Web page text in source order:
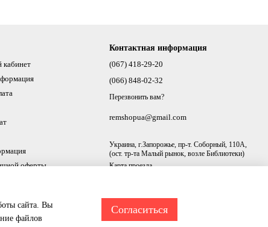
кабинет
оферты
Контактная информация
(067) 418-29-20
(066) 848-02-32
Перезвонить вам?
remshopua@gmail.com
Украина, г.Запорожье, пр-т. Соборный, 110А,
(ост. тр-та Малый рынок, возле Библиотеки)
Карта проезда
сайта. Вы
файлов
Согласиться